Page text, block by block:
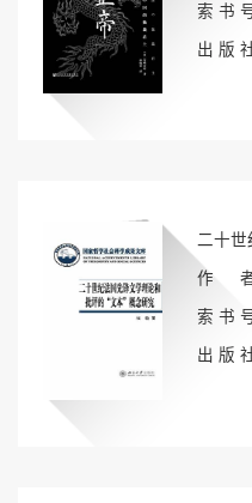
索 书
出 版
作 者
索 书
出 版